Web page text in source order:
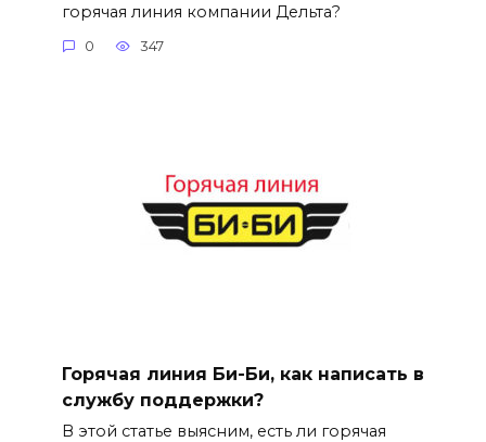
горячая линия компании Дельта?
0 347
Горячая линия Би-Би, как написать в
службу поддержки?
В этой статье выясним, есть ли горячая